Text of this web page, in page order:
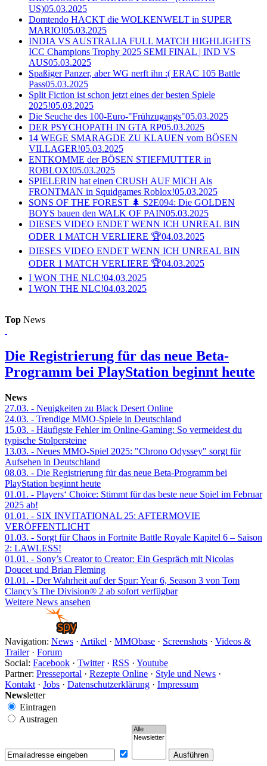
US)05.03.2025
Domtendo HACKT die WOLKENWELT in SUPER
MARIO!05.03.2025
INDIA VS AUSTRALIA FULL MATCH HIGHLIGHTS
ICC Champions Trophy 2025 SEMI FINAL | IND VS
AUS05.03.2025
Spaßiger Panzer, aber WG nerft ihn :( ERAC 105 Battle
Pass05.03.2025
Split Fiction ist schon jetzt eines der besten Spiele
2025!05.03.2025
Die Seuche des 100-Euro-"Frühzugangs"05.03.2025
DER PSYCHOPATH IN GTA RP05.03.2025
14 WEGE SMARAGDE ZU KLAUEN vom BÖSEN
VILLAGER!05.03.2025
ENTKOMME der BÖSEN STIEFMUTTER in
ROBLOX!05.03.2025
SPIELERIN hat einen CRUSH AUF MICH Als
FRONTMAN in Squidgames Roblox!05.03.2025
SONS OF THE FOREST 🌲 S2E094: Die GOLDEN
BOYS bauen den WALK OF PAIN05.03.2025
DIESES VIDEO ENDET WENN ICH UNREAL BIN
ODER 1 MATCH VERLIERE 🏆04.03.2025
DIESES VIDEO ENDET WENN ICH UNREAL BIN
ODER 1 MATCH VERLIERE 🏆04.03.2025
I WON THE NLC!04.03.2025
I WON THE NLC!04.03.2025
Top News
Die Registrierung für das neue Beta-
Programm bei PlayStation beginnt heute
News
27.03. - Neuigkeiten zu Black Desert Online
24.03. - Trendige MMO-Spiele in Deutschland
15.03. - Häufigste Fehler im Online-Gaming: So vermeidest du
typische Stolpersteine
13.03. - Neues MMO-Spiel 2025: "Chrono Odyssey" sorgt für
Aufsehen in Deutschland
08.03. - Die Registrierung für das neue Beta-Programm bei
PlayStation beginnt heute
01.01. - Players‘ Choice: Stimmt für das beste neue Spiel im Februar
2025 ab!
01.01. - SIX INVITATIONAL 25: AFTERMOVIE
VERÖFFENTLICHT
01.03. - Sorgt für Chaos in Fortnite Battle Royale Kapitel 6 – Saison
2: LAWLESS!
01.01. - Sony’s Creator to Creator: Ein Gespräch mit Nicolas
Doucet und Brian Fleming
01.01. - Der Wahrheit auf der Spur: Year 6, Season 3 von Tom
Clancy’s The Division® 2 ab sofort verfügbar
Weitere News ansehen
Navigation: News · Artikel · MMObase · Screenshots · Videos &
Trailer· Forum
Social: Facebook · Twitter· RSS · Youtube
Partner: Presseportal · Rezepte Online · Style und News ·
Kontakt · Jobs · Datenschutzerklärung · Impressum
Newsletter
Eintragen
Austragen